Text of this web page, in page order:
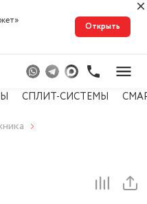
Открыть
СПЛИТ-СИСТЕМЫ